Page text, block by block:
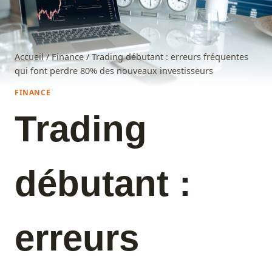
Accueil / Finance / Trading débutant : erreurs fréquentes
qui font perdre 80% des nouveaux investisseurs
FINANCE
Trading
débutant :
erreurs